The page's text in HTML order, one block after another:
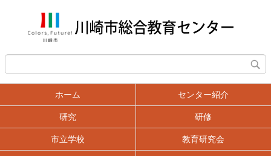
ホーム センター紹介
研究 研修
市立学校 教育研究会